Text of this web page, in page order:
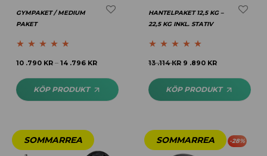
GYMPAKET / MEDIUM
PAKET
Betygsatt4.63
10 .790 KR – 14 .796 KR
KÖP PRODUKT
HANTELPAKET 12,5 KG –
22,5 KG INKL. STATIV
Betygsatt 4.83
13 .114KR 9 .890 KR
KÖP PRODUKT
-28%